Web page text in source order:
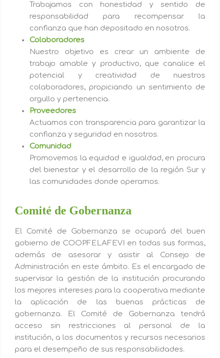
Trabajamos con honestidad y sentido de
responsabilidad para recompensar la
confianza que han depositado en nosotros.
Colaboradores
Nuestro objetivo es crear un ambiente de
trabajo amable y productivo, que canalice el
potencial y creatividad de nuestros
colaboradores, propiciando un sentimiento de
orgullo y pertenencia.
Proveedores
Actuamos con transparencia para garantizar la
confianza y seguridad en nosotros.
Comunidad
Promovemos la equidad e igualdad, en procura
del bienestar y el desarrollo de la región Sur y
las comunidades donde operamos.
Comité de Gobernanza
El Comité de Gobernanza se ocupará del buen
gobierno de COOPFELAFEVI en todas sus formas,
además de asesorar y asistir al Consejo de
Administración en este ámbito. Es el encargado de
supervisar la gestión de la institución procurando
los mejores intereses para la cooperativa mediante
la aplicación de las buenas prácticas de
gobernanza. El Comité de Gobernanza tendrá
acceso sin restricciones al personal de la
institución, a los documentos y recursos necesarios
para el desempeño de sus responsabilidades.